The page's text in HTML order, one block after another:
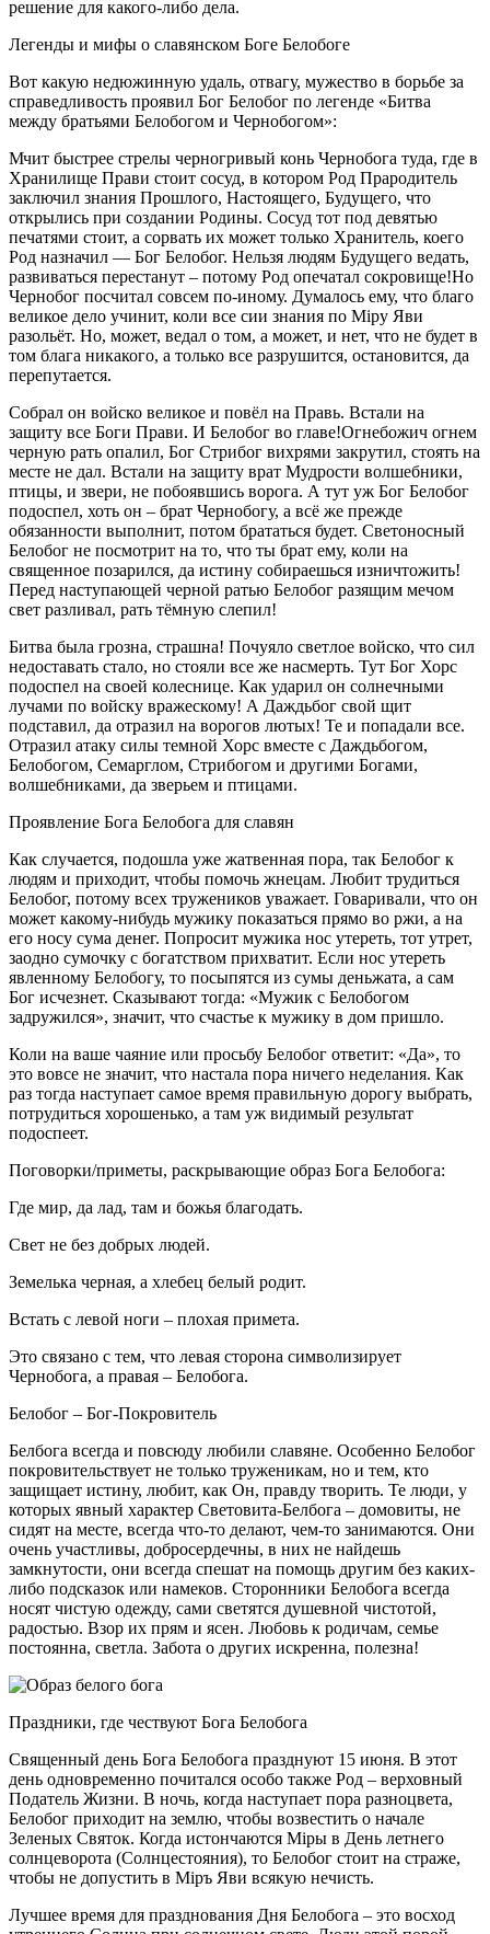
решение для какого-либо дела.
Легенды и мифы о славянском Боге Белобоге
Вот какую недюжинную удаль, отвагу, мужество в борьбе за
справедливость проявил Бог Белобог по легенде «Битва
между братьями Белобогом и Чернобогом»:
Мчит быстрее стрелы черногривый конь Чернобога туда, где в
Хранилище Прави стоит сосуд, в котором Род Прародитель
заключил знания Прошлого, Настоящего, Будущего, что
открылись при создании Родины. Сосуд тот под девятью
печатями стоит, а сорвать их может только Хранитель, коего
Род назначил — Бог Белобог. Нельзя людям Будущего ведать,
развиваться перестанут – потому Род опечатал сокровище!Но
Чернобог посчитал совсем по-иному. Думалось ему, что благо
великое дело учинит, коли все сии знания по Мiру Яви
разольёт. Но, может, ведал о том, а может, и нет, что не будет в
том блага никакого, а только все разрушится, остановится, да
перепутается.
Собрал он войско великое и повёл на Правь. Встали на
защиту все Боги Прави. И Белобог во главе!Огнебожич огнем
черную рать опалил, Бог Стрибог вихрями закрутил, стоять на
месте не дал. Встали на защиту врат Мудрости волшебники,
птицы, и звери, не побоявшись ворога. А тут уж Бог Белобог
подоспел, хоть он – брат Чернобогу, а всё же прежде
обязанности выполнит, потом брататься будет. Светоносный
Белобог не посмотрит на то, что ты брат ему, коли на
священное позарился, да истину собираешься изничтожить!
Перед наступающей черной ратью Белобог разящим мечом
свет разливал, рать тёмную слепил!
Битва была грозна, страшна! Почуяло светлое войско, что сил
недоставать стало, но стояли все же насмерть. Тут Бог Хорс
подоспел на своей колеснице. Как ударил он солнечными
лучами по войску вражескому! А Даждьбог свой щит
подставил, да отразил на ворогов лютых! Те и попадали все.
Отразил атаку силы темной Хорс вместе с Даждьбогом,
Белобогом, Семарглом, Стрибогом и другими Богами,
волшебниками, да зверьем и птицами.
Проявление Бога Белобога для славян
Как случается, подошла уже жатвенная пора, так Белобог к
людям и приходит, чтобы помочь жнецам. Любит трудиться
Белобог, потому всех тружеников уважает. Говаривали, что он
может какому-нибудь мужику показаться прямо во ржи, а на
его носу сума денег. Попросит мужика нос утереть, тот утрет,
заодно сумочку с богатством прихватит. Если нос утереть
явленному Белобогу, то посыпятся из сумы деньжата, а сам
Бог исчезнет. Сказывают тогда: «Мужик с Белобогом
задружился», значит, что счастье к мужику в дом пришло.
Коли на ваше чаяние или просьбу Белобог ответит: «Да», то
это вовсе не значит, что настала пора ничего неделания. Как
раз тогда наступает самое время правильную дорогу выбрать,
потрудиться хорошенько, а там уж видимый результат
подоспеет.
Поговорки/приметы, раскрывающие образ Бога Белобога:
Где мир, да лад, там и божья благодать.
Свет не без добрых людей.
Земелька черная, а хлебец белый родит.
Встать с левой ноги – плохая примета.
Это связано с тем, что левая сторона символизирует
Чернобога, а правая – Белобога.
Белобог – Бог-Покровитель
Белбога всегда и повсюду любили славяне. Особенно Белобог
покровительствует не только труженикам, но и тем, кто
защищает истину, любит, как Он, правду творить. Те люди, у
которых явный характер Световита-Белбога – домовиты, не
сидят на месте, всегда что-то делают, чем-то занимаются. Они
очень участливы, добросердечны, в них не найдешь
замкнутости, они всегда спешат на помощь другим без каких-
либо подсказок или намеков. Сторонники Белобога всегда
носят чистую одежду, сами светятся душевной чистотой,
радостью. Взор их прям и ясен. Любовь к родичам, семье
постоянна, светла. Забота о других искренна, полезна!
Праздники, где чествуют Бога Белобога
Священный день Бога Белобога празднуют 15 июня. В этот
день одновременно почитался особо также Род – верховный
Податель Жизни. В ночь, когда наступает пора разноцвета,
Белобог приходит на землю, чтобы возвестить о начале
Зеленых Святок. Когда истончаются Мiры в День летнего
солнцеворота (Солнцестояния), то Белобог стоит на страже,
чтобы не допустить в Мiръ Яви всякую нечисть.
Лучшее время для празднования Дня Белобога – это восход